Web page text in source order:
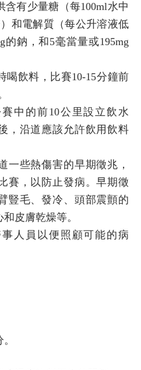
含有少量糖（每100ml水中
和電解質（每公升溶液低
的鈉，和5毫當量或195mg
喝飲料，比賽10-15分鐘前
中的前10公里設立飲水
，沿道應該允許飲用飲料
一些熱傷害的早期徵兆，
賽，以防止發病。早期徵
豎毛、發冷、頭部震顫的
皮膚乾燥等。
人員以便照顧可能的病